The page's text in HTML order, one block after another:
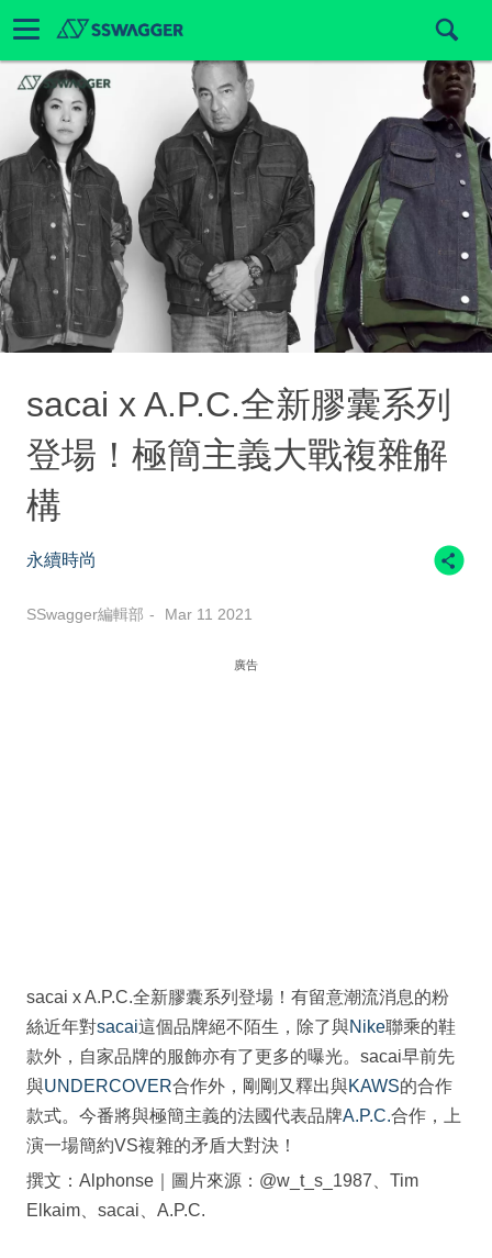
sacai x A.P.C.全新膠囊系列
登場！極簡主義大戰複雜解
構
永續時尚
SSwagger編輯部 Mar 11 2021
廣告
sacai x A.P.C.全新膠囊系列登場！有留意潮流消息的粉
絲近年對sacai這個品牌絕不陌生，除了與Nike聯乘的鞋
款外，自家品牌的服飾亦有了更多的曝光。sacai早前先
與UNDERCOVER合作外，剛剛又釋出與KAWS的合作
款式。今番將與極簡主義的法國代表品牌A.P.C.合作，上
演一場簡約VS複雜的矛盾大對決！
撰文：Alphonse｜圖片來源：@w_t_s_1987、Tim
Elkaim、sacai、A.P.C.